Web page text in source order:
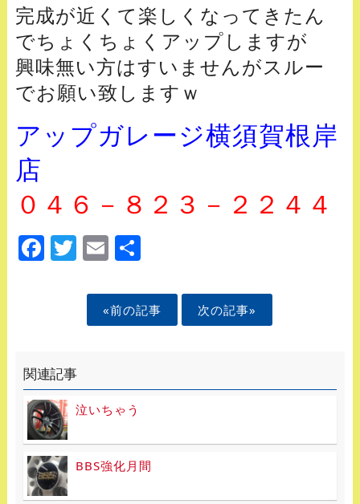
完成が近くて楽しくなってきたん
でちょくちょくアップしますが
興味無い方はすいませんがスルー
でお願い致しますｗ
アップガレージ横須賀根岸
店
０４６－８２３－２２４４
Facebook
Twitter
EmailShare
«前の記事 次の記事»
関連記事
泣いちゃう
BBS強化月間